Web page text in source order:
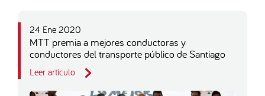
24 Ene 2020
MTT premia a mejores conductoras y
conductores del transporte público de Santiago
Leer artículo